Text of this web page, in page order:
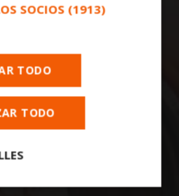
eventos, ocio y
SOCIOS (1913)
TODO
TODO
Cookies de